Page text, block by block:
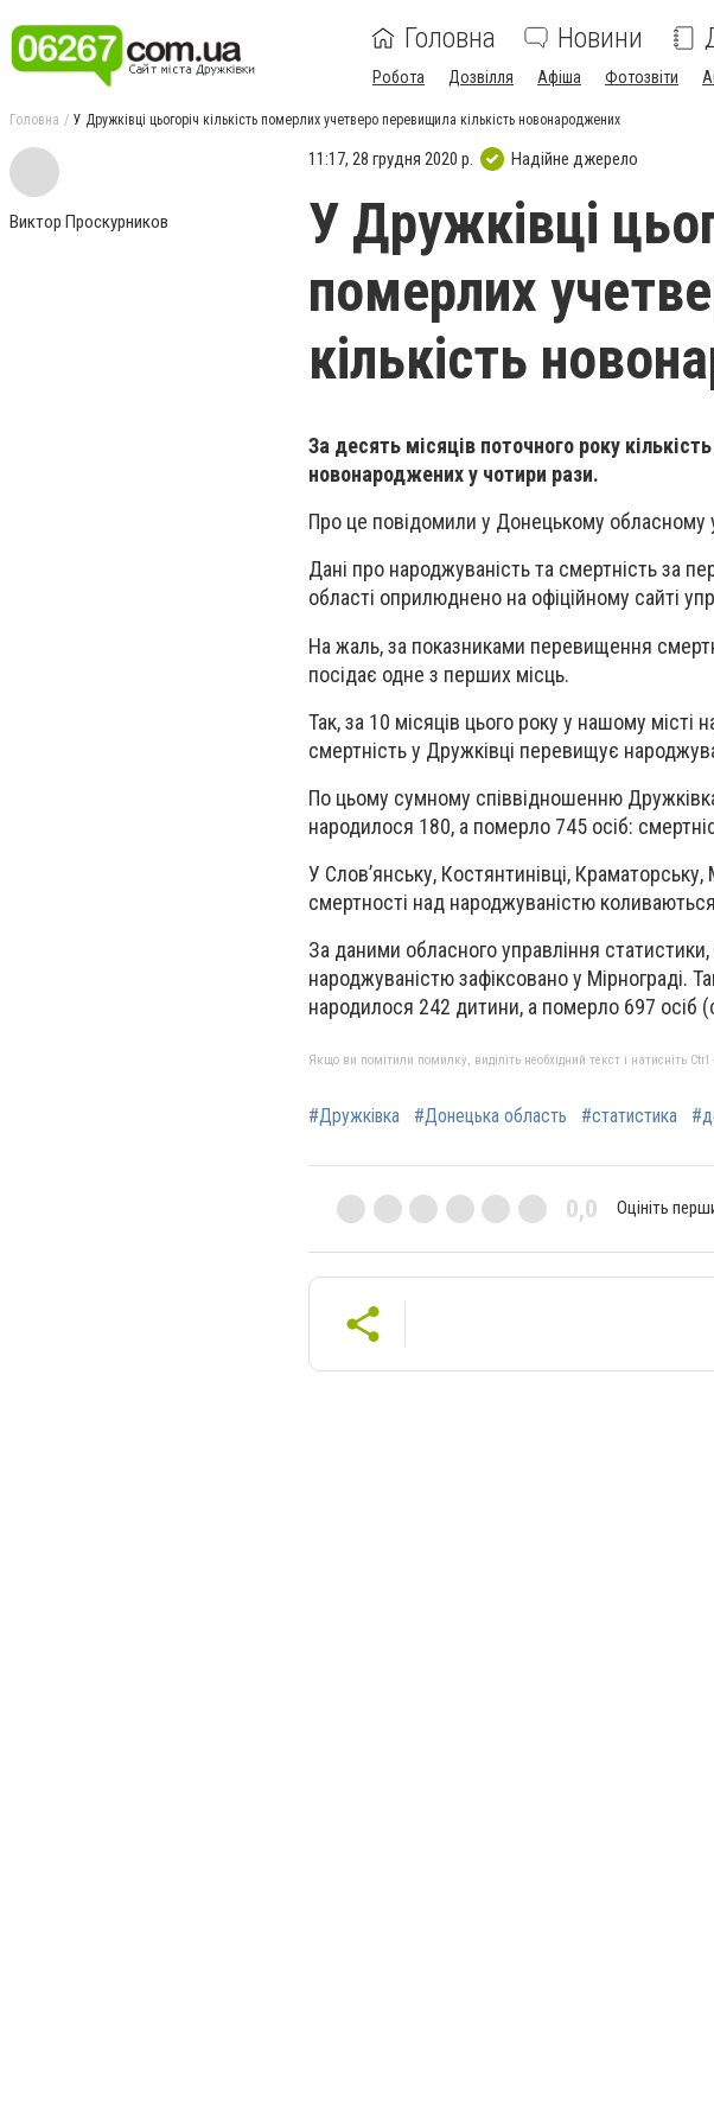
Головна Новини
Робота Дозвілля Афіша Фотозвіти
Головна У Дружківці цьогоріч кількість померлих учетверо перевищила кількість новонароджених
Виктор Проскурников
11:17, 28 грудня 2020 р. Надійне джерело
У Дружківці
померлих
кількість
За десять місяців поточного року
новонароджених у чотири рази.
Про це повідомили у Донецькому обласному
Дані про народжуваність та смертність за
області оприлюднено на офіційному сайті
На жаль, за показниками перевищення
посідає одне з перших місць.
Так, за 10 місяців цього року у нашому
смертність у Дружківці перевищує
По цьому сумному співвідношенню
народилося 180, а померло 745 осіб:
У Слов’янську, Костянтинівці,
смертності над народжуваністю
За даними обласного управління
народжуваністю зафіксовано у Мірнограді.
народилося 242 дитини, а померло 697 осіб
Якщо ви помітили помилку, виділіть необхідний текст і натисніть
#Дружківка #Донецька область #статистика
0,0 Оцініть